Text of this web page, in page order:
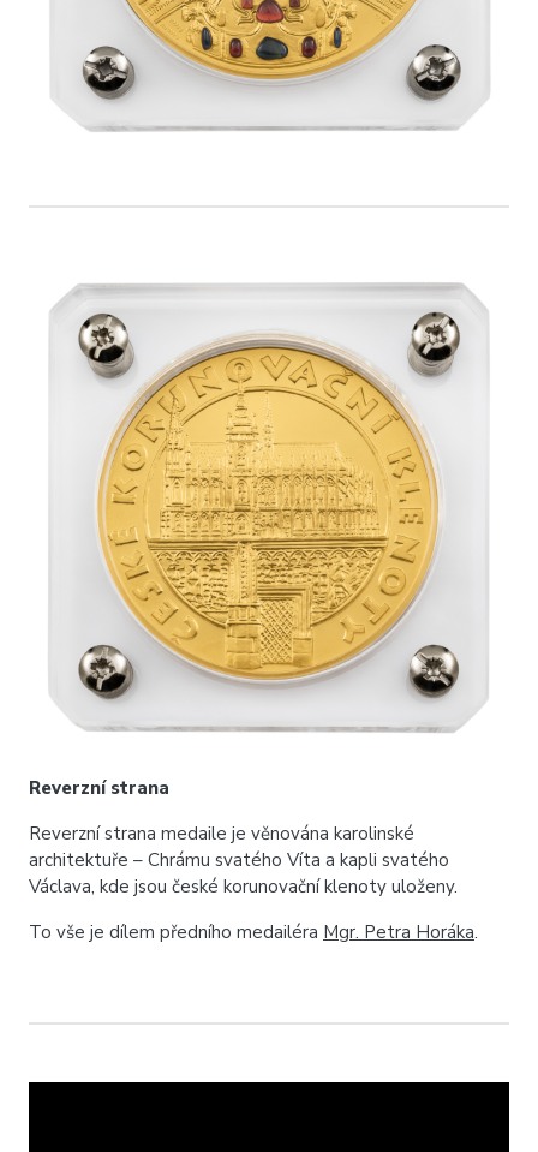
Reverzní strana
Reverzní strana medaile je věnována karolinské
architektuře – Chrámu svatého Víta a kapli svatého
Václava, kde jsou české korunovační klenoty uloženy.
To vše je dílem předního medailéra Mgr. Petra Horáka.